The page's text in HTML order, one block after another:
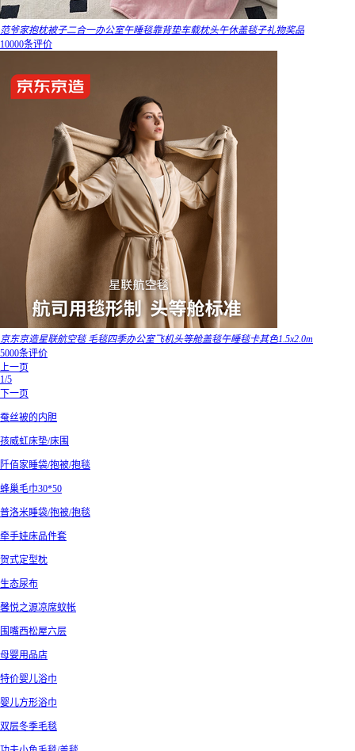
范爷家抱枕被子二合一办公室午睡毯靠背垫车载枕头午休盖毯子礼物奖品
10000条评价
京东京造星联航空毯 毛毯四季办公室飞机头等舱盖毯午睡毯卡其色1.5x2.0m
5000条评价
上一页
1/5
下一页
蚕丝被的内胆
孩威虹床垫/床围
阡佰家睡袋/抱被/抱毯
蜂巢毛巾30*50
普洛米睡袋/抱被/抱毯
牵手娃床品件套
贺式定型枕
生态尿布
馨悦之源凉席蚊帐
围嘴西松屋六层
母婴用品店
特价婴儿浴巾
婴儿方形浴巾
双层冬季毛毯